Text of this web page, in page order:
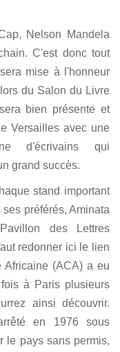
Nelson Mandela
C'est donc tout
mise à l'honneur
du Salon du Livre
bien présente et
Versailles avec une
d'écrivains qui
grand succès.
stand important
préférés, Aminata
des Lettres
redonner ici le lien
Africaine (ACA) a eu
à Paris plusieurs
ainsi découvrir.
en 1976 sous
le pays sans permis,